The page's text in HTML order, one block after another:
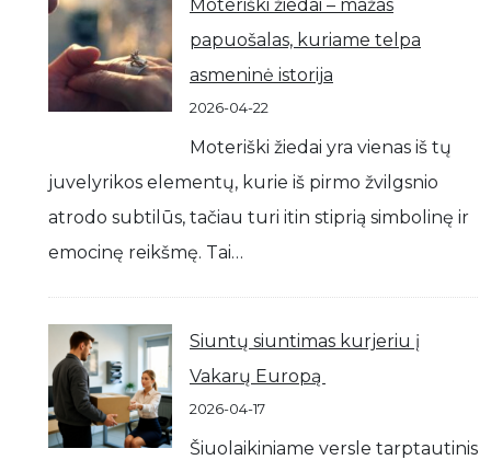
Moteriški žiedai – mažas
papuošalas, kuriame telpa
asmeninė istorija
2026-04-22
Moteriški žiedai yra vienas iš tų
juvelyrikos elementų, kurie iš pirmo žvilgsnio
atrodo subtilūs, tačiau turi itin stiprią simbolinę ir
emocinę reikšmę. Tai…
Siuntų siuntimas kurjeriu į
Vakarų Europą
2026-04-17
Šiuolaikiniame versle tarptautinis